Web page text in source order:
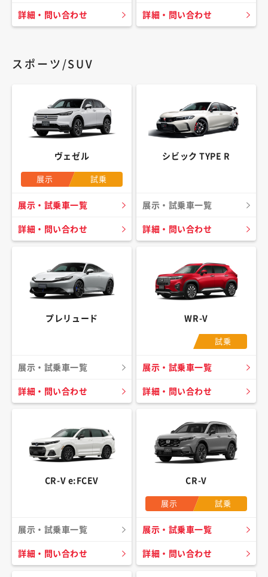
詳細・問い合わせ 詳細・問い合わせ
スポーツ/SUV
ヴェゼル
展示 試乗
展示・試乗車一覧
詳細・問い合わせ
シビック TYPE R
展示・試乗車一覧
詳細・問い合わせ
プレリュード
展示・試乗車一覧
詳細・問い合わせ
WR-V
試乗
展示・試乗車一覧
詳細・問い合わせ
CR-V e:FCEV
展示・試乗車一覧
詳細・問い合わせ
CR-V
展示 試乗
展示・試乗車一覧
詳細・問い合わせ